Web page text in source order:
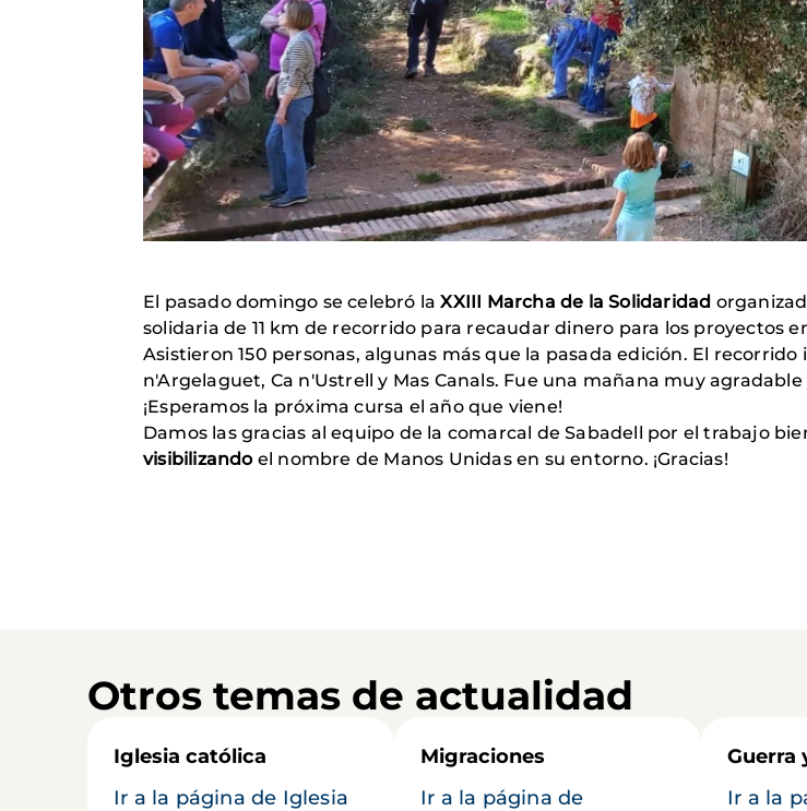
El pasado domingo se celebró laXXIII Marcha de la Solidaridad
solidaria de 11 km de recorrido para recaudar dinero para los proyectos
Asistieron 150 personas, algunas más que la pasada edición. El recorrido
n'Argelaguet, Ca n'Ustrell y Mas Canals. Fue una mañana muy
¡Esperamos la próxima cursa el año que viene!
Damos las gracias al equipo de la comarcal de Sabadell por el trabajo
visibilizandoel nombre de Manos Unidas en su entorno. ¡Gracias!
Otros temas de actualidad
Iglesia católica
Ir a la página de Iglesia
Migraciones
Ir a la página de
Guerra
Ir a la